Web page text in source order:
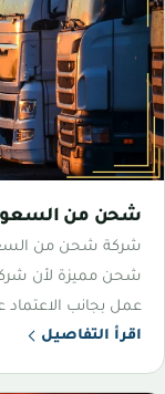
شحن من
شركة شحن من
شحن مميزة لأن
عمل بجانب الاعتماد
اقرأ التفاصيل